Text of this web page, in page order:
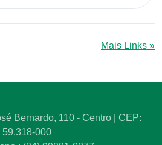
Mais Links »
Bernardo, 110 - Centro | CEP:
59.318-000